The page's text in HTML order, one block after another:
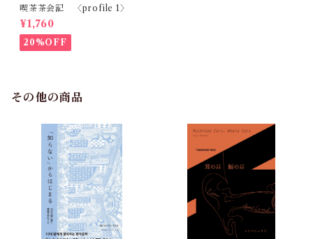
喫茶茶会記 〈profile 1〉
¥1,760
20%OFF
その他の商品